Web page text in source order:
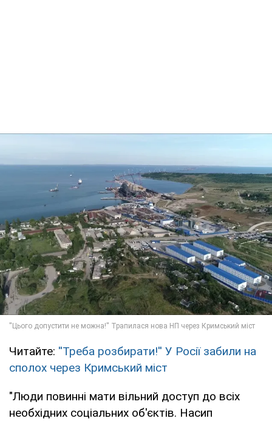
Читайте: ''Треба розбирати!'' У Росії забили на
сполох через Кримський міст
"Люди повинні мати вільний доступ до всіх
необхідних соціальних об'єктів. Насип